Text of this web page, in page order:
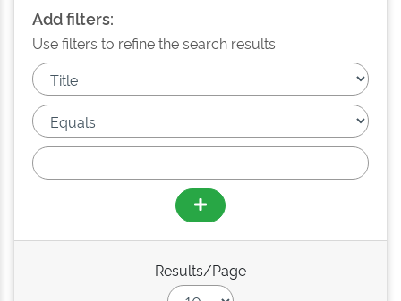
Add filters:
Use filters to refine the search results.
Results/Page